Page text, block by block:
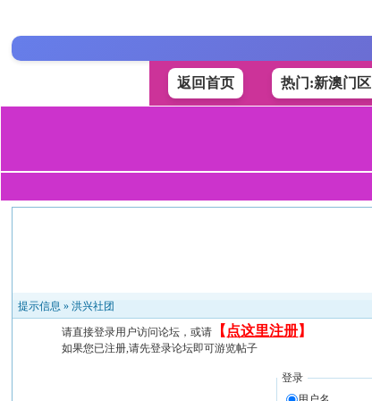
返回首页 热门:新澳门区
提示信息 »洪兴社团
请直接登录用户访问论坛，或请 【 点这里注册】
如果您已注册,请先登录论坛即可游览帖子
登录